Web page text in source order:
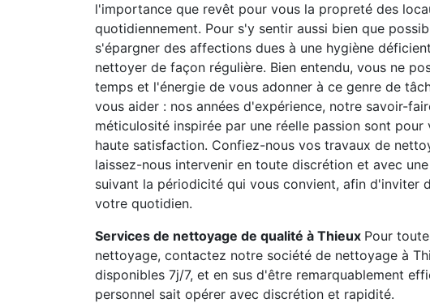
l'importance que revêt pour vous la propreté des
quotidiennement. Pour s'y sentir aussi bien que
s'épargner des affections dues à une hygiène
nettoyer de façon régulière. Bien entendu, vous ne
temps et l'énergie de vous adonner à ce genre de
vous aider : nos années d'expérience, notre savoir-
méticulosité inspirée par une réelle passion sont
haute satisfaction. Confiez-nous vos travaux de
laissez-nous intervenir en toute discrétion et avec
suivant la périodicité qui vous convient, afin d'inviter
votre quotidien.
Services de nettoyage de qualité à Thieux Pour
nettoyage, contactez notre société de nettoyage à
disponibles 7j/7, et en sus d'être remarquablement
personnel sait opérer avec discrétion et rapidité.